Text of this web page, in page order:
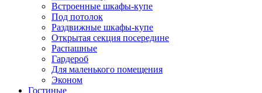
Встроенные шкафы-купе
Под потолок
Раздвижные шкафы-купе
Открытая секция посередине
Распашные
Гардероб
Для маленького помещения
Эконом
Гостиные